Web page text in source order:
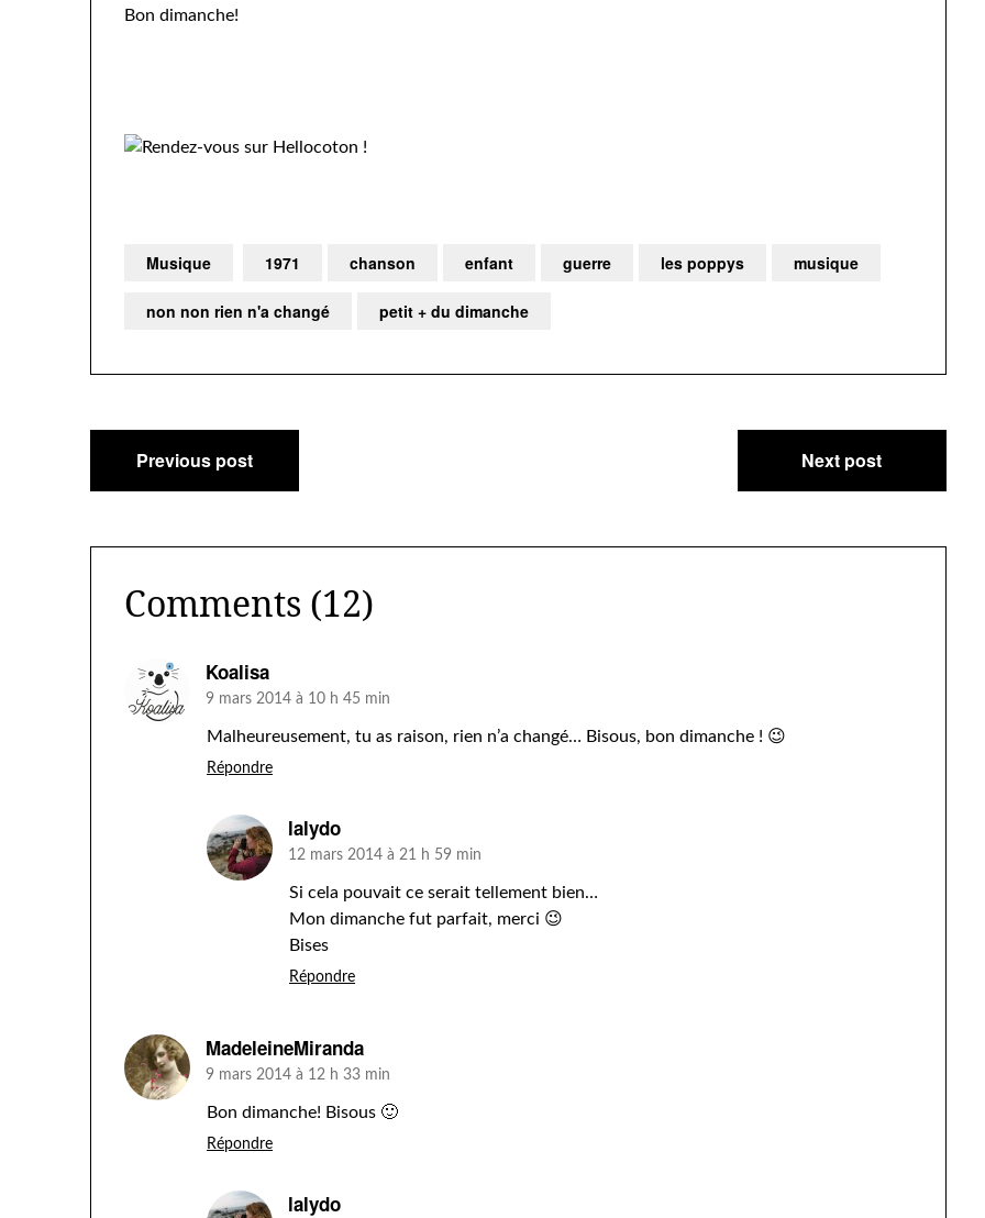
Bon dimanche!
Musique 1971 chanson enfant guerre les poppys musique
non non rien n'a changé petit + du dimanche
Navigation
de
l’article
Previous post Next post
Comments (12)
Koalisa
9 mars 2014 à 10 h 45 min
Malheureusement, tu as raison, rien n’a changé… Bisous, bon dimanche ! 😉
Répondre
lalydo
12 mars 2014 à 21 h 59 min
Si cela pouvait ce serait tellement bien…
Mon dimanche fut parfait, merci 😉
Bises
Répondre
MadeleineMiranda
9 mars 2014 à 12 h 33 min
Bon dimanche! Bisous 🙂
Répondre
lalydo